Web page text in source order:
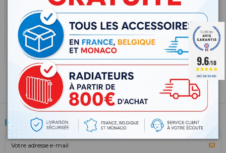
Total TTC 0,00 €
Commander
Inscription aux offres Eco Radiateurs
9.6/10
BASÉ SUR 184 AVIS